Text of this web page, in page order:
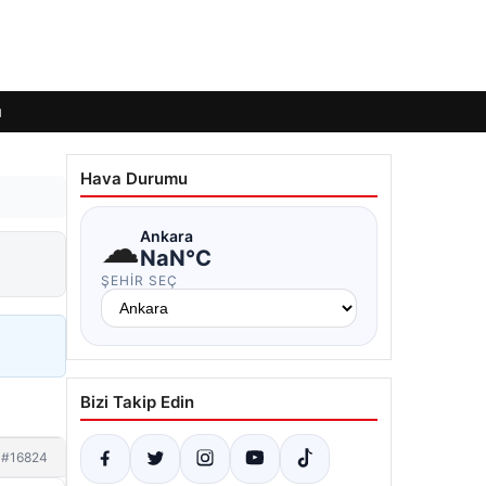
#16824
Hava Durumu
☁Ankara
NaN°C
ŞEHIR SEÇ
Bizi Takip Edin